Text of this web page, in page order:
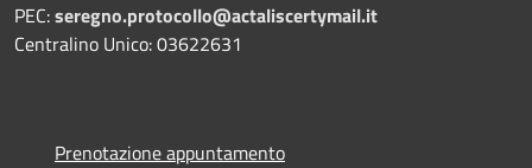
PEC:seregno.protocollo@actaliscertymail.it
Centralino Unico: 03622631
Prenotazione appuntamento